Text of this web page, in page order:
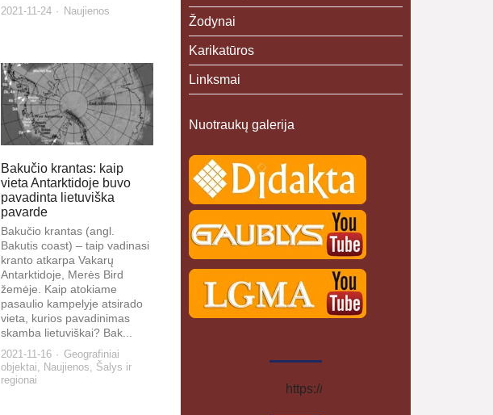
2021-11-24 Naujienos
Bakučio krantas: kaip
vieta Antarktidoje buvo
pavadinta lietuviška
pavarde
Bakučio krantas (angl.
Bakutis coast) – taip vadinasi
kranto atkarpa Vakarų
Antarktidoje, Merės Bird
žemėje. Kaip atokiame
pasaulio kampelyje atsirado
vieta, kurios pavadinimas
skamba lietuviškai? Bak...
2021-11-16
Geografiniai
objektai
Naujienos
Šalys ir
regionai
Žodynai
Karikatūros
Linksmai
Nuotraukų galerija
https://www.facebook.com/